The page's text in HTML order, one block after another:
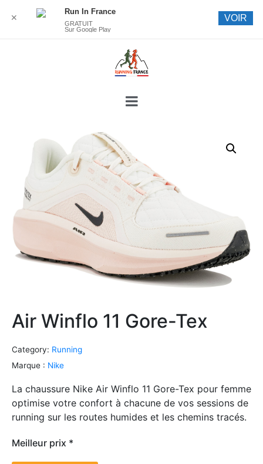
Air Winflo 11 Gore-Tex
Category: Running
Marque : Nike
La chaussure Nike Air Winflo 11 Gore-Tex pour femme
optimise votre confort à chacune de vos sessions de
running sur les routes humides et les chemins tracés.
Meilleur prix *
✕
Run In France
GRATUIT
Sur Google Play
VOIR